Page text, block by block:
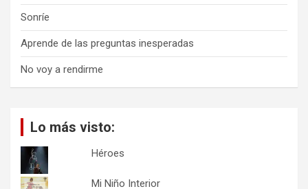
Sonríe
Aprende de las preguntas inesperadas
No voy a rendirme
Lo más visto:
Héroes
Mi Niño Interior